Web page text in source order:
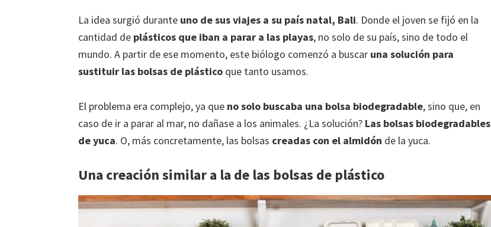
La idea surgió durante uno de sus viajes a su país natal, Bali. Donde el joven se fijó en la
cantidad de plásticos que iban a parar a las playas, no solo de su país, sino de todo el
mundo. A partir de ese momento, este biólogo comenzó a buscar una solución para
sustituir las bolsas de plástico que tanto usamos.
El problema era complejo, ya que no solo buscaba una bolsa biodegradable, sino que, en
caso de ir a parar al mar, no dañase a los animales. ¿La solución? Las bolsas biodegradables
de yuca. O, más concretamente, las bolsas creadas con el almidón de la yuca.
Una creación similar a la de las bolsas de plástico